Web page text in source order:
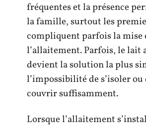
fréquentes et la présence
la famille, surtout les
compliquent parfois la mise
l’allaitement. Parfois, le
devient la solution la plus
l’impossibilité de s’isoler ou
couvrir suffisamment.
Lorsque l’allaitement